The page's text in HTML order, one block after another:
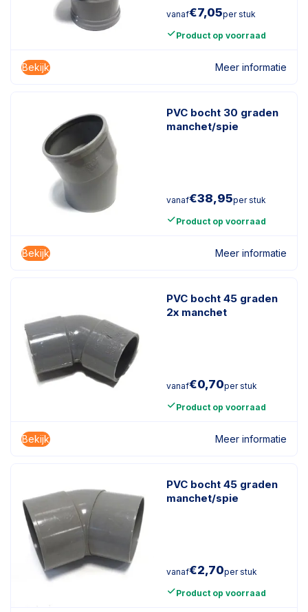
vanaf€7,05per stuk
Product op voorraad
Bekijk Meer informatie
PVC bocht 30 graden
manchet/spie
vanaf€38,95per stuk
Product op voorraad
Bekijk Meer informatie
PVC bocht 45 graden
2x manchet
vanaf€0,70per stuk
Product op voorraad
Bekijk Meer informatie
PVC bocht 45 graden
manchet/spie
vanaf€2,70per stuk
Product op voorraad